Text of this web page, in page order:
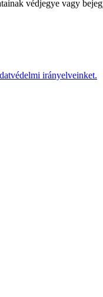
védjegye vagy
irányelveinket.